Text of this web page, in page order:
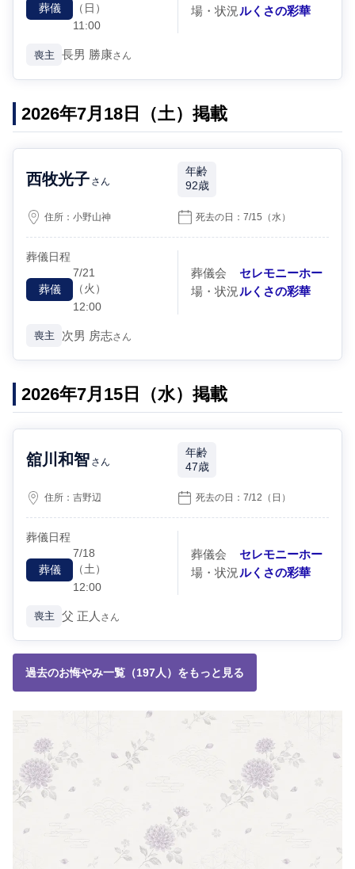
葬儀
（日）
11:00
場・状況 ルくさの彩華
喪主 長男 勝康さん
2026年7月18日（土）掲載
西牧光子 さん
年齢
92歳
住所：小野山神 死去の日：7/15 （水）
葬儀日程
葬儀
7/21
（火）
12:00
葬儀会
場・状況
セレモニーホー
ルくさの彩華
喪主 次男 房志さん
2026年7月15日（水）掲載
舘川和智 さん
年齢
47歳
住所：吉野辺 死去の日：7/12 （日）
葬儀日程
葬儀
7/18
（土）
12:00
葬儀会
場・状況
セレモニーホー
ルくさの彩華
喪主 父 正人 さん
過去のお悔やみ一覧（197人）をもっと見る